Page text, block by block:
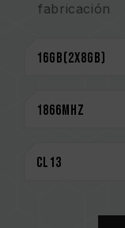
fabricación
Garantía de